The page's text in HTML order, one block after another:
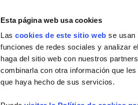
Esta página web usa cookies
Lascookies de este sitio web se usan
funciones de redes sociales y analizar
haga del sitio web con nuestros
combinarla con otra información que
que haya hecho de sus servicios.
Vitalizadores Recambios